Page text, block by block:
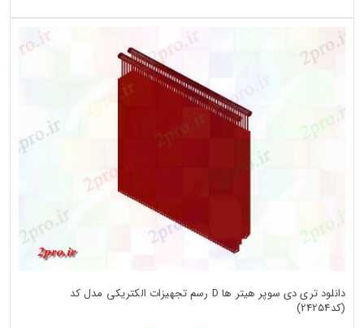
دانلود تری دی سوپر هیتر ها D رسم تجهیزات الکتریکی مدل کد
(کد24254)